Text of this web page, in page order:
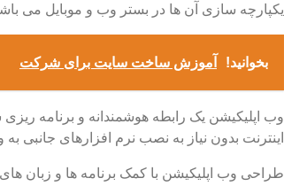
یکپارچه سازی آن ها در بستر وب و موبایل می
بخوانید! آموزش ساخت سایت برای شرکت
وب اپلیکیشن یک رابطه هوشمندانه و برنامه
اینترنت بدون نیاز به نصب نرم افزارهای جانبی
طراحی وب اپلیکیشن با کمک برنامه ها و زبان